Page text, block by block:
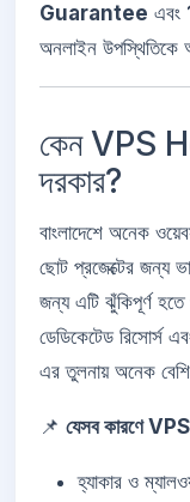
Guarantee এবং
অনলাইন উপস্থিতিকে
কেন VPS
দরকার?
বাংলাদেশে অনেক
ছোট প্রজেক্টের জন্য
জন্য এটি ঝুঁকিপূর্ণ
ডেডিকেটেড রিসোর্স
এর তুলনায় অনেক
📌 যেসব কারণে
হ্যাকার ও